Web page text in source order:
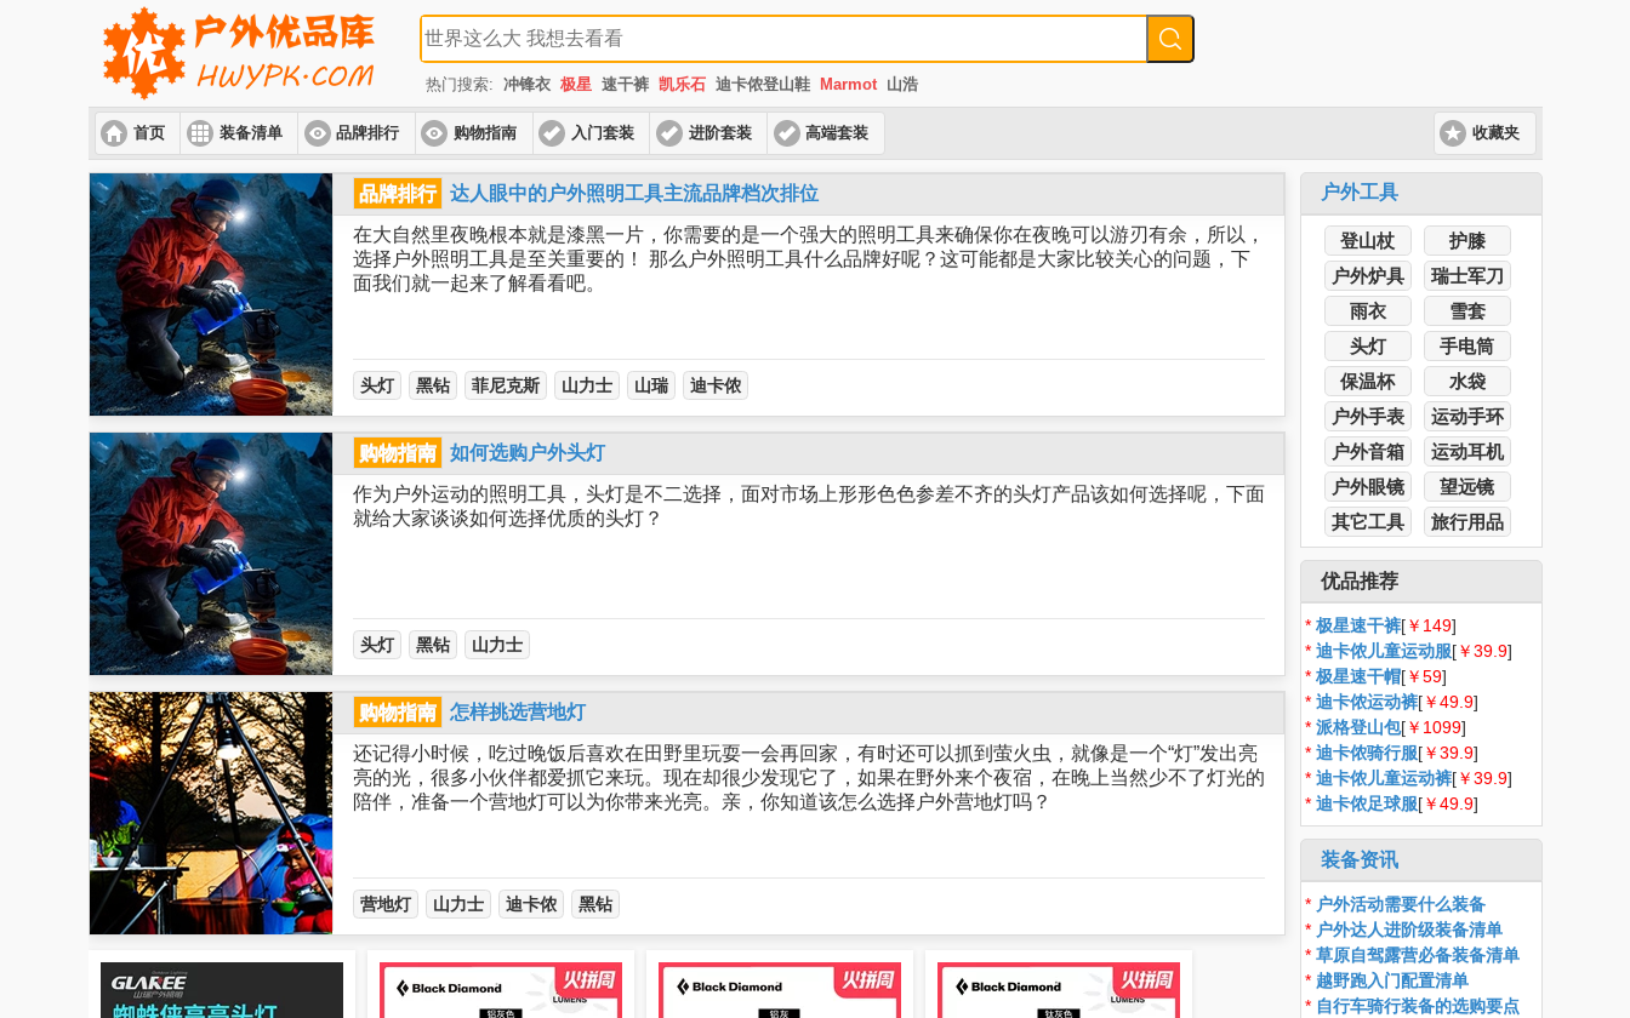
热门搜索: 冲锋衣 极星 速干裤 凯乐石 迪卡侬登山鞋 Marmot 山浩
首页 装备清单 品牌排行 购物指南 入门套装 进阶套装 高端套装 收藏夹
品牌排行
达人眼中的户外照明工具主流品牌档次排位
在大自然里夜晚根本就是漆黑一片，你需要的是一个强大的照明工具来确保你在夜晚可以游刃有余，所以，
选择户外照明工具是至关重要的！ 那么户外照明工具什么品牌好呢？这可能都是大家比较关心的问题，下
面我们就一起来了解看看吧。
头灯 黑钻 菲尼克斯 山力士 山瑞 迪卡侬
购物指南
如何选购户外头灯
作为户外运动的照明工具，头灯是不二选择，面对市场上形形色色参差不齐的头灯产品该如何选择呢，下面
就给大家谈谈如何选择优质的头灯？
头灯 黑钻 山力士
购物指南
怎样挑选营地灯
还记得小时候，吃过晚饭后喜欢在田野里玩耍一会再回家，有时还可以抓到萤火虫，就像是一个“灯”发出亮
亮的光，很多小伙伴都爱抓它来玩。现在却很少发现它了，如果在野外来个夜宿，在晚上当然少不了灯光的
陪伴，准备一个营地灯可以为你带来光亮。亲，你知道该怎么选择户外营地灯吗？
营地灯 山力士 迪卡侬 黑钻
户外工具
登山杖
护膝
户外炉具
瑞士军刀
雨衣
雪套
头灯
手电筒
保温杯
水袋
户外手表
运动手环
户外音箱
运动耳机
户外眼镜
望远镜
其它工具
旅行用品
优品推荐
* 极星速干裤[￥149]
* 迪卡侬儿童运动服[￥39.9]
* 极星速干帽[￥59]
* 迪卡侬运动裤[￥49.9]
* 派格登山包[￥1099]
* 迪卡侬骑行服[￥39.9]
* 迪卡侬儿童运动裤[￥39.9]
* 迪卡侬足球服[￥49.9]
装备资讯
* 户外活动需要什么装备
* 户外达人进阶级装备清单
* 草原自驾露营必备装备清单
* 越野跑入门配置清单
* 自行车骑行装备的选购要点